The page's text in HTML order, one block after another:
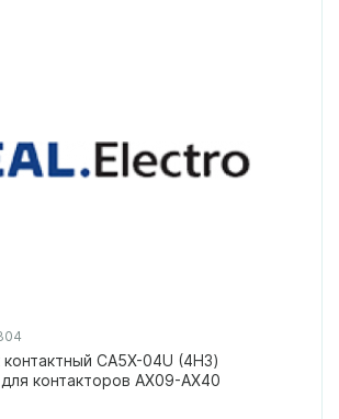
контактный CA5X-04U (4НЗ)
контакторов AX09-AX40